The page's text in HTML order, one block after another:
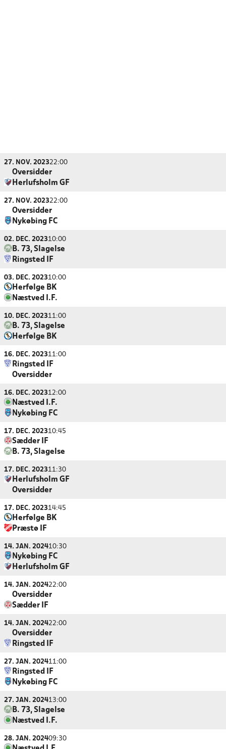
27. NOV. 202322:00
Oversidder
Herlufsholm GF
27. NOV. 202322:00
Oversidder
Nykøbing FC
02. DEC. 202310:00
B. 73, Slagelse
Ringsted IF
03. DEC. 202310:00
Herfølge BK
Næstved I.F.
10. DEC. 202311:00
B. 73, Slagelse
Herfølge BK
16. DEC. 202311:00
Ringsted IF
Oversidder
16. DEC. 202312:00
Næstved I.F.
Nykøbing FC
17. DEC. 202310:45
Sædder IF
B. 73, Slagelse
17. DEC. 202311:30
Herlufsholm GF
Oversidder
17. DEC. 202314:45
Herfølge BK
Præstø IF
14. JAN. 202410:30
Nykøbing FC
Herlufsholm GF
14. JAN. 202422:00
Oversidder
Sædder IF
14. JAN. 202422:00
Oversidder
Ringsted IF
27. JAN. 202411:00
Ringsted IF
Nykøbing FC
27. JAN. 202413:00
B. 73, Slagelse
Næstved I.F.
28. JAN. 202409:30